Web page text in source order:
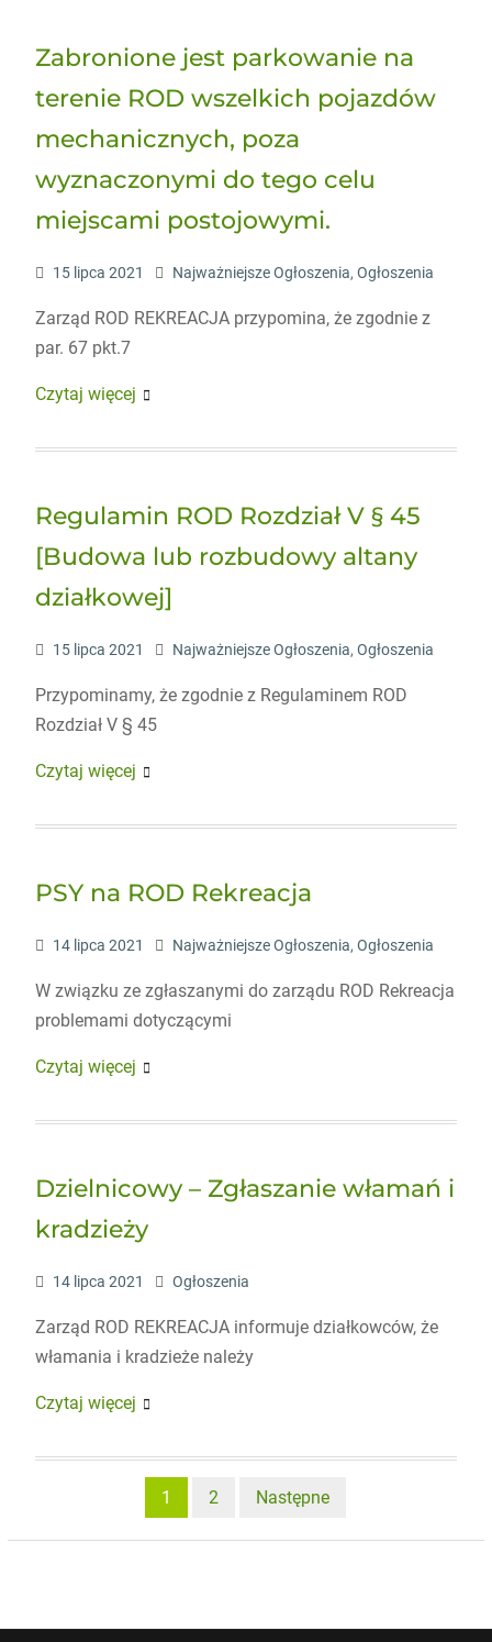
Zabronione jest parkowanie na
terenie ROD wszelkich pojazdów
mechanicznych, poza
wyznaczonymi do tego celu
miejscami postojowymi.
15 lipca 2021 Najważniejsze Ogłoszenia, Ogłoszenia
Zarząd ROD REKREACJA przypomina, że zgodnie z
par. 67 pkt.7
Czytaj więcej
Regulamin ROD Rozdział V § 45
[Budowa lub rozbudowy altany
działkowej]
15 lipca 2021 Najważniejsze Ogłoszenia, Ogłoszenia
Przypominamy, że zgodnie z Regulaminem ROD
Rozdział V § 45
Czytaj więcej
PSY na ROD Rekreacja
14 lipca 2021 Najważniejsze Ogłoszenia, Ogłoszenia
W związku ze zgłaszanymi do zarządu ROD Rekreacja
problemami dotyczącymi
Czytaj więcej
Dzielnicowy – Zgłaszanie włamań i
kradzieży
14 lipca 2021 Ogłoszenia
Zarząd ROD REKREACJA informuje działkowców, że
włamania i kradzieże należy
Czytaj więcej
Stronicowanie
wpisów
1 2 Następne